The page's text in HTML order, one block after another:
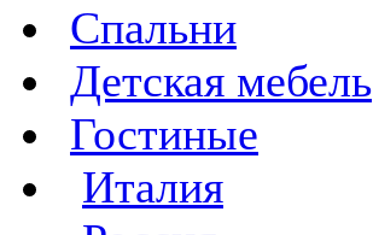
Спальни
Детская мебель
Гостиные
Италия